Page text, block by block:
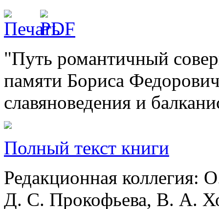
"Путь романтичный
памяти Бориса
славяноведения и
Полный текст книги
Редакционная
Д. С. Прокофьева, В. А.